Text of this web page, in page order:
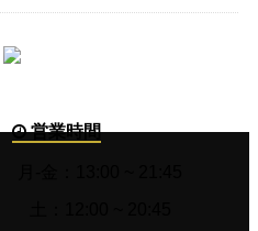
営業時間